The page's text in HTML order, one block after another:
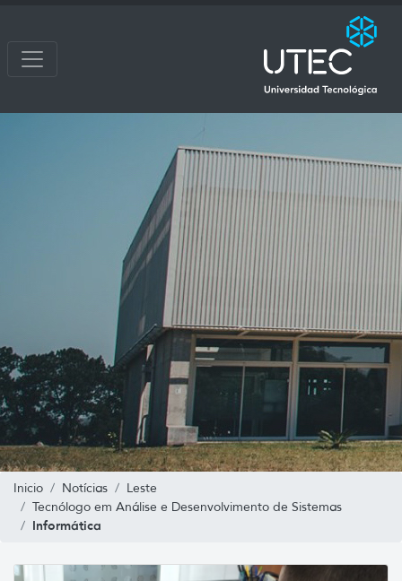
Inicio Notícias
Leste
Tecnólogo em Análise e Desenvolvimento de Sistemas
Informática